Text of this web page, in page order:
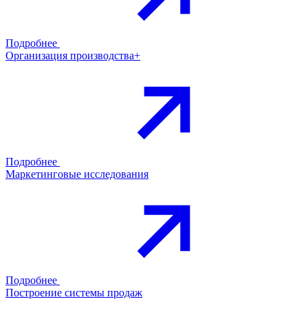
Подробнее
Организация производства+
Подробнее
Маркетинговые исследования
Подробнее
Построение системы продаж